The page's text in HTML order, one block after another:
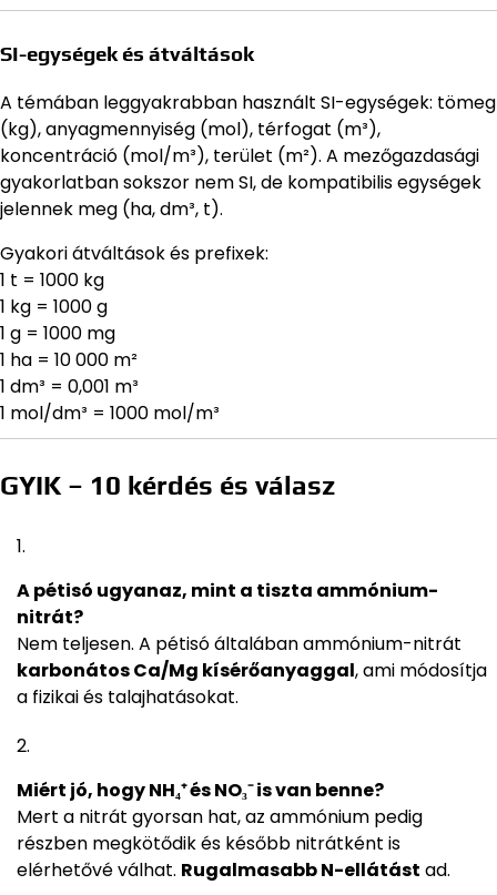
SI-egységek és átváltások
A témában leggyakrabban használt SI-egységek: tömeg
(kg), anyagmennyiség (mol), térfogat (m³),
koncentráció (mol/m³), terület (m²). A mezőgazdasági
gyakorlatban sokszor nem SI, de kompatibilis egységek
jelennek meg (ha, dm³, t).
Gyakori átváltások és prefixek:
1 t = 1000 kg
1 kg = 1000 g
1 g = 1000 mg
1 ha = 10 000 m²
1 dm³ = 0,001 m³
1 mol/dm³ = 1000 mol/m³
GYIK – 10 kérdés és válasz
A pétisó ugyanaz, mint a tiszta ammónium-
nitrát?
Nem teljesen. A pétisó általában ammónium-nitrát
karbonátos Ca/Mg kísérőanyaggal, ami módosítja
a fizikai és talajhatásokat.
Miért jó, hogy NH₄⁺ és NO₃⁻ is van benne?
Mert a nitrát gyorsan hat, az ammónium pedig
részben megkötődik és később nitrátként is
elérhetővé válhat. Rugalmasabb N-ellátást ad.